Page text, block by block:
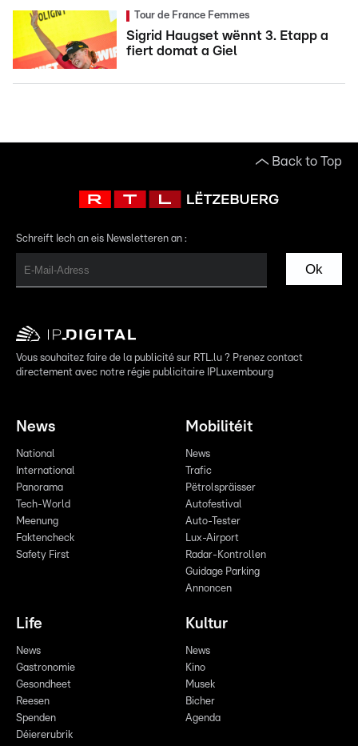
Tour de France Femmes
Sigrid Haugset wënnt 3. Etapp a
fiert domat a Giel
Back to Top
Schreift Iech an eis Newsletteren an :
Ok
Vous souhaitez faire de la publicité sur RTL.lu ? Prenez contact
directement avec notre régie publicitaire IPLuxembourg
News
National
International
Panorama
Tech-World
Meenung
Faktencheck
Safety First
Mobilitéit
News
Trafic
Pëtrolspräisser
Autofestival
Auto-Tester
Lux-Airport
Radar-Kontrollen
Guidage Parking
Annoncen
Life
News
Gastronomie
Gesondheet
Reesen
Spenden
Déiererubrik
Kultur
News
Kino
Musek
Bicher
Agenda